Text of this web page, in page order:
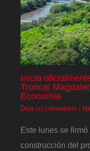
Inicia
Troncal
Economía
Deja un comentario /
Este lunes se
construcción del